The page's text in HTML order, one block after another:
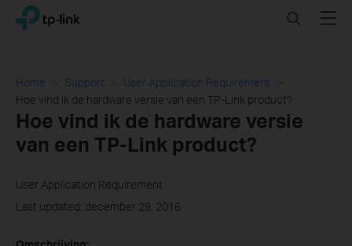
Click
navigation
TP-Link, Reliably Smart SearchMenu
Home Support
User Application Requirement
Hoe vind ik de hardware versie van een TP-Link product?
Hoe vind ik de hardware versie
van een TP-Link product?
User Application Requirement
Last updated: december 29, 2016